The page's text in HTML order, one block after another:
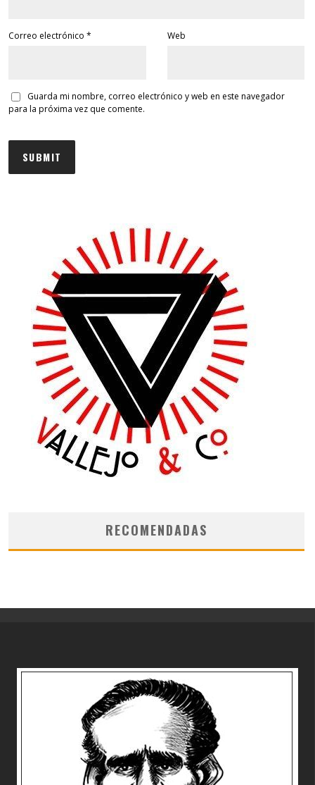
Correo electrónico * Web
Guarda mi nombre, correo electrónico y web en este navegador
para la próxima vez que comente.
RECOMENDADAS